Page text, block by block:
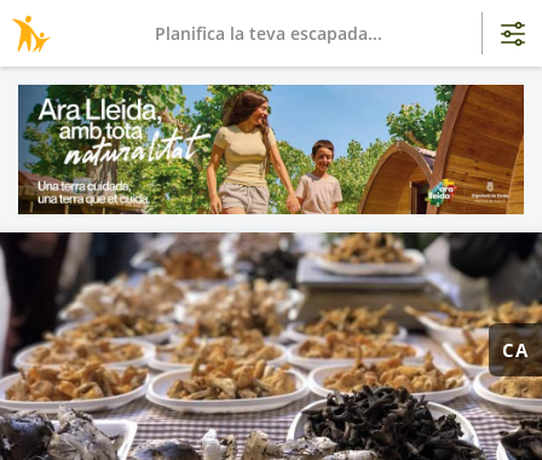
CA
Planifica la teva escapada...